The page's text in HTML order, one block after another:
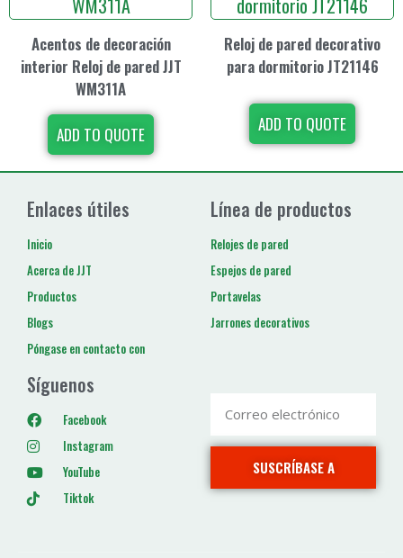
Acentos de decoración
interior Reloj de pared JJT
WM311A
ADD TO QUOTE
Reloj de pared decorativo
para dormitorio JT21146
ADD TO QUOTE
Enlaces útiles
Inicio
Acerca de JJT
Productos
Blogs
Póngase en contacto con
Línea de productos
Relojes de pared
Espejos de pared
Portavelas
Jarrones decorativos
Síguenos
Facebook
Instagram
YouTube
Tiktok
SUSCRÍBASE A